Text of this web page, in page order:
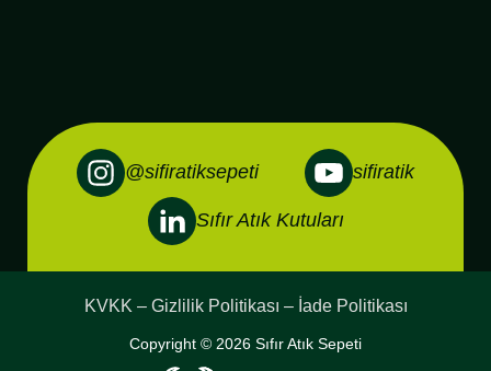
@sifiratiksepeti sifiratik
Sıfır Atık Kutuları
KVKK – Gizlilik Politikası – İade Politikası
Copyright © 2026 Sıfır Atık Sepeti